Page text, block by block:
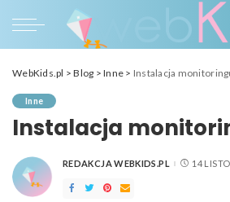
WebKids.pl >Blog >Inne > Instalacja
Inne
Instalacja
POSTED
REDAKCJA WEBKIDS.PL 14